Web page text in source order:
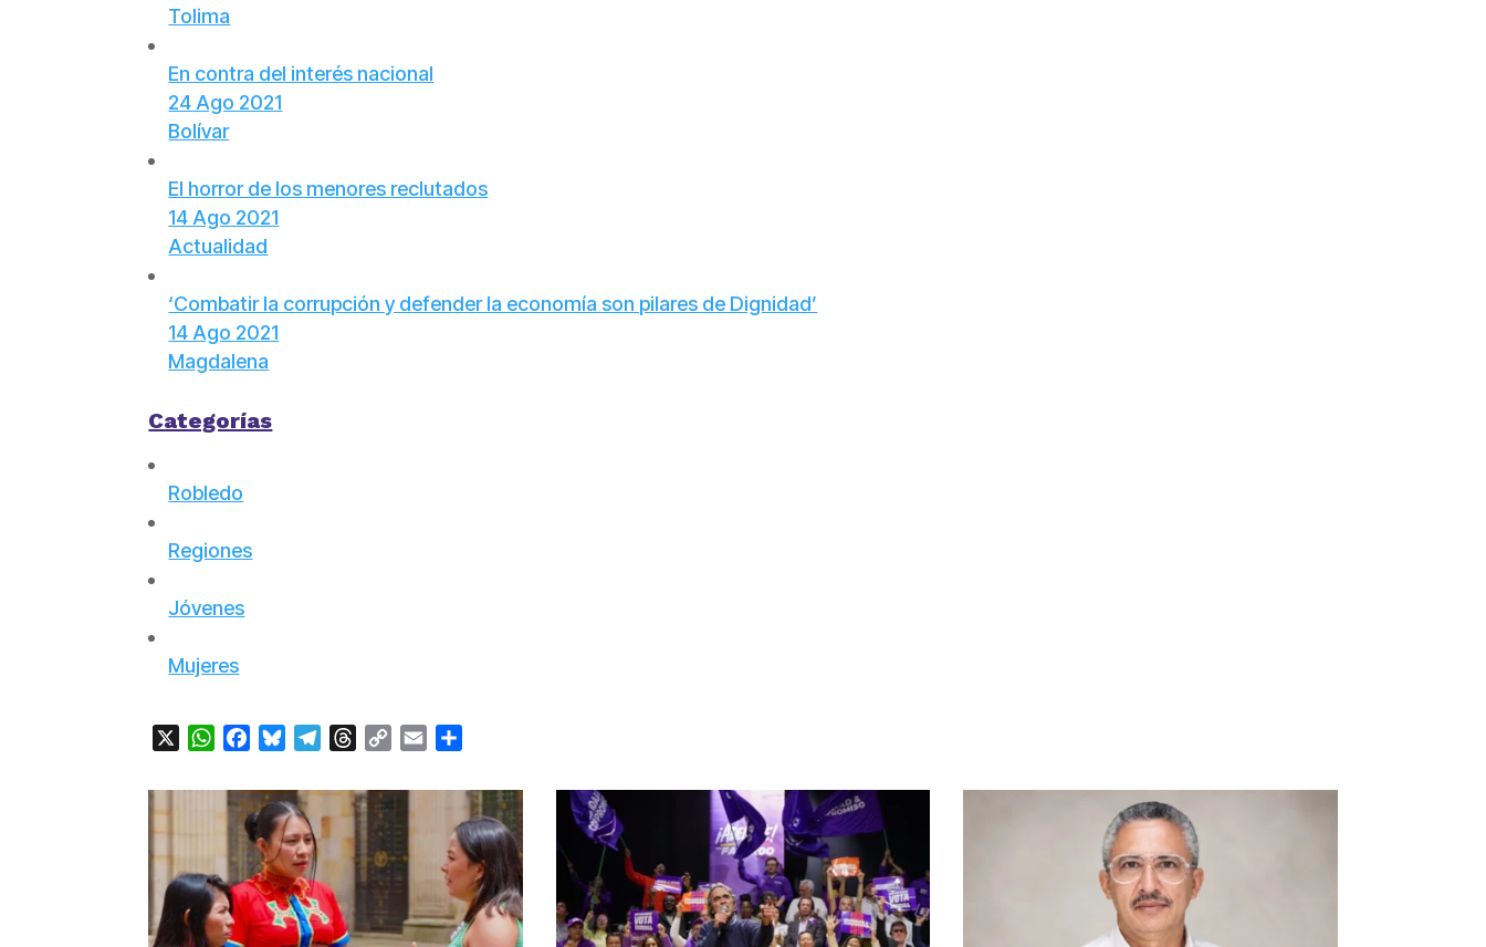
Tolima
En contra del interés nacional
24 Ago 2021
Bolívar
El horror de los menores reclutados
14 Ago 2021
Actualidad
‘Combatir la corrupción y defender la economía son pilares de Dignidad’
14 Ago 2021
Magdalena
Categorías
Robledo
Regiones
Jóvenes
Mujeres
WhatsApp
FacebookBlueskyTelegramThreads
Copy Email